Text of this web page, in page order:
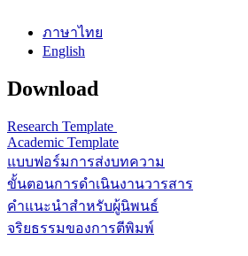
ภาษาไทย
English
Download
Research Template
Academic Template
แบบฟอร์มการส่งบทความ
ขั้นตอนการดำเนินงานวารสาร
คำแนะนำสำหรับผู้นิพนธ์
จริยธรรมของการตีพิมพ์